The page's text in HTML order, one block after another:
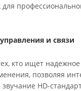
и связи
кто ищет
позволяя
HD-